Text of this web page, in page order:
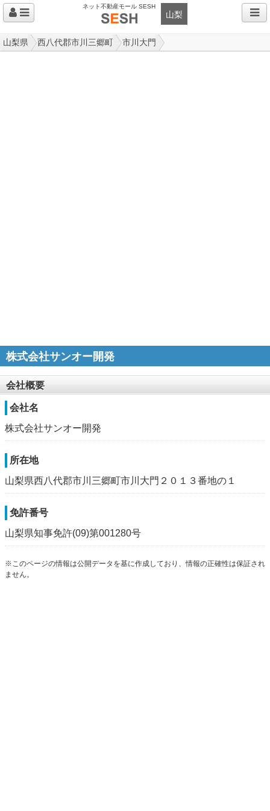
ネット不動産モール SESH
山梨
山梨県 西八代郡市川三郷町 市川大門
株式会社サンオー開発
会社概要
会社名
株式会社サンオー開発
所在地
山梨県西八代郡市川三郷町市川大門２０１３番地の１
免許番号
山梨県知事免許(09)第001280号
※このページの情報は公開データを基に作成しており、情報の正確性は保証され
ません。